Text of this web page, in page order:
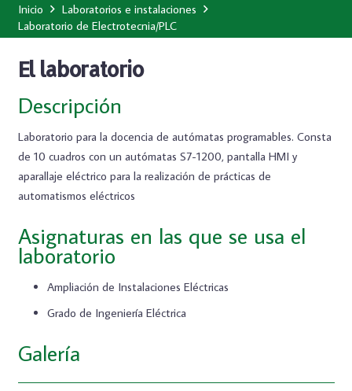
Inicio
Laboratorios e instalaciones
Laboratorio de Electrotecnia/PLC
El laboratorio
Descripción
Laboratorio para la docencia de autómatas programables. Consta
de 10 cuadros con un autómatas S7-1200, pantalla HMI y
aparallaje eléctrico para la realización de prácticas de
automatismos eléctricos
Asignaturas en las que se usa el
laboratorio
Ampliación de Instalaciones Eléctricas
Grado de Ingeniería Eléctrica
Galería